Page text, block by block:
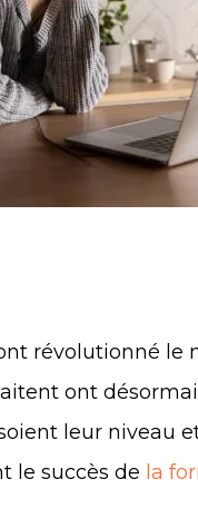
révolutionné le
ont
leur niveau
le succès de la